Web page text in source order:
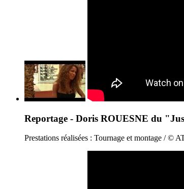
Reportage - Doris ROUESNE du
Prestations réalisées : Tournage et montage / ©